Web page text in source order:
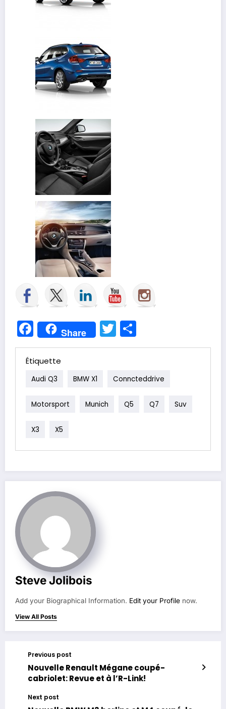
Facebook
Share Twitter
Étiquette
Audi Q3 BMW X1 Conncteddrive
Motorsport Munich Q5 Q7 Suv
X3 X5
Steve Jolibois
Add your Biographical Information. Edit your Profile now.
View All Posts
Previous post
Nouvelle Renault Mégane coupé-
cabriolet: Revue et à l’R-Link!
Next post